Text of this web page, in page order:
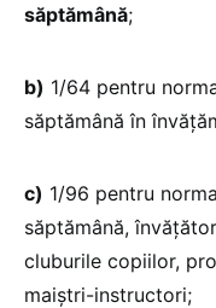
săptămână;
b) 1/64 pentru
săptămână în
c) 1/96 pentru
săptămână,
cluburile copiilor,
maiștri-instructori;